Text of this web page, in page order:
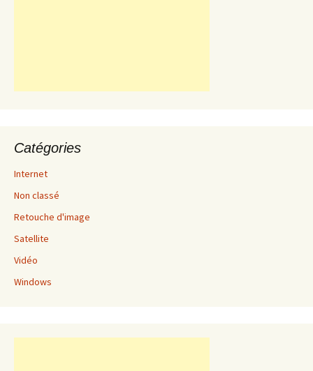
Catégories
Internet
Non classé
Retouche d'image
Satellite
Vidéo
Windows